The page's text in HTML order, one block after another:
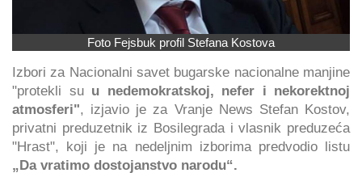
Foto Fejsbuk profil Stefana Kostova
Izbori za Nacionalni savet bugarske nacionalne manjine
"protekli su u nedemokratskoj, nefer i nekorektnoj
atmosferi", izjavio je za Vranje News Stefan Kostov,
privatni preduzetnik iz Bosilegrada i vlasnik preduzeća
"Hrast", koji je na nedeljnim izborima predvodio listu
„Da vratimo dostojanstvo narodu“.